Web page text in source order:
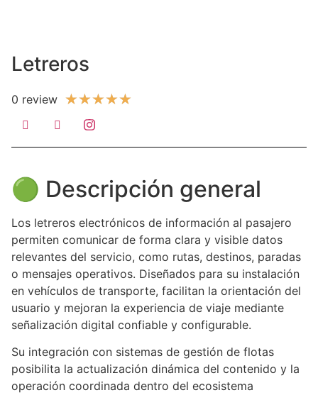
Letreros
0 review ★★★★★
🟢 Descripción general
Los letreros electrónicos de información al pasajero
permiten comunicar de forma clara y visible datos
relevantes del servicio, como rutas, destinos, paradas
o mensajes operativos. Diseñados para su instalación
en vehículos de transporte, facilitan la orientación del
usuario y mejoran la experiencia de viaje mediante
señalización digital confiable y configurable.
Su integración con sistemas de gestión de flotas
posibilita la actualización dinámica del contenido y la
operación coordinada dentro del ecosistema